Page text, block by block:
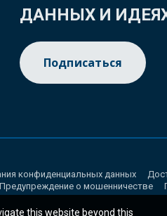
ДАННЫХ И
Подписаться
конфиденциальных данных
Предупреждение о мошенничестве
this website beyond this